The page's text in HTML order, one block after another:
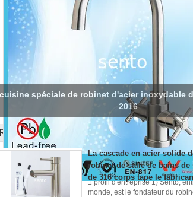
Robinet européen à levier unique de
Robinet moderne de desige
La cascade en acier solide
robinet de salle de bains
de 316 corps tape le
1 profil d'entreprise 1) Sento,
monde, est le fondateur du